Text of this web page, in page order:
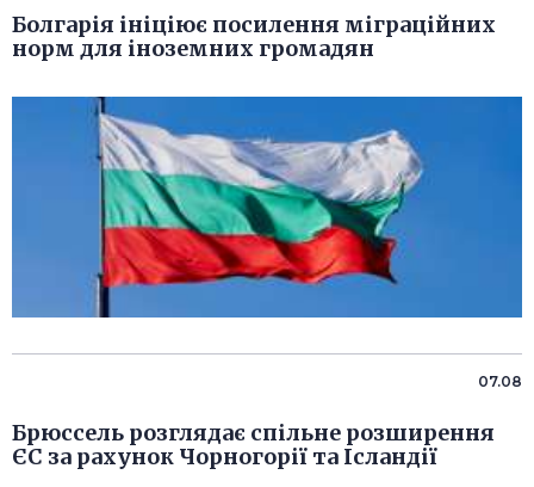
Болгарія ініціює посилення міграційних
норм для іноземних громадян
07.08
Брюссель розглядає спільне розширення
ЄС за рахунок Чорногорії та Ісландії